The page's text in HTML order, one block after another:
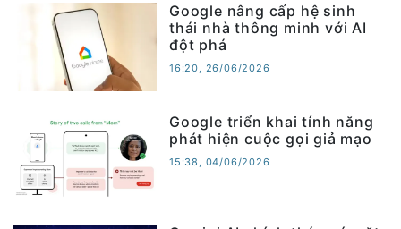
Google nâng cấp hệ sinh
thái nhà thông minh với AI
đột phá
16:20, 26/06/2026
Google triển khai tính năng
phát hiện cuộc gọi giả mạo
15:38, 04/06/2026